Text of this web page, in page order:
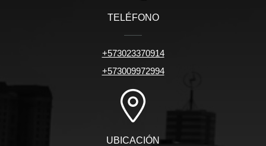
TELÉFONO
+573023370914
+573009972994
UBICACIÓN